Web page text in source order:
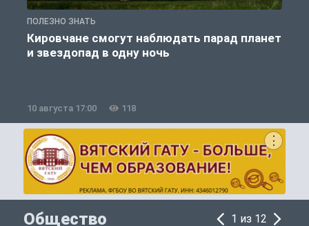
ПОЛЕЗНО ЗНАТЬ
Кировчане смогут наблюдать парад планет
и звездопад в одну ночь
10 августа 17:00 118
Общество 1 из 12